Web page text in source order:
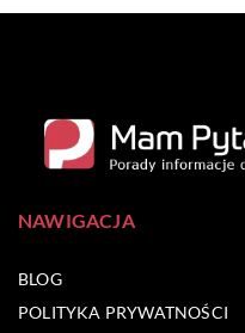
NAWIGACJA
BLOG
POLITYKA PRYWATNOŚCI